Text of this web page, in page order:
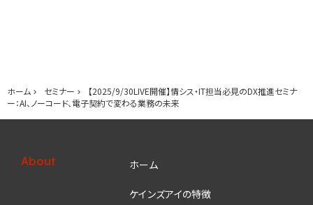
ホーム セミナー
【2025/9/30LIVE開催】情シス・IT担当必見のDX推進セミナ
ー：AI、ノーコード、電子契約で変わる業務の未来
About ホーム
ケインズアイの特徴